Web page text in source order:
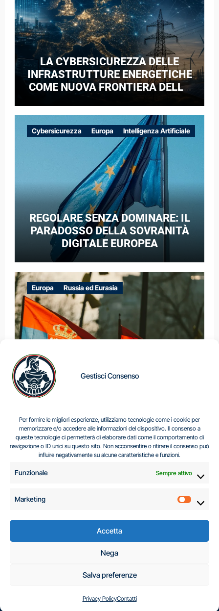
Gestisci Consenso
Per fornire le migliori esperienze, utilizziamo tecnologie come i cookie per
memorizzare e/o accedere alle informazioni del dispositivo. Il consenso a
queste tecnologie ci permetterà di elaborare dati come il comportamento di
navigazione o ID unici su questo sito. Non acconsentire o ritirare il consenso può
influire negativamente su alcune caratteristiche e funzioni.
Funzionale Sempre attivo
Marketing
Accetta
Nega
Salva preferenze
Privacy PolicyContatti
LA CYBERSICUREZZA DELLE
INFRASTRUTTURE ENERGETICHE
COME NUOVA FRONTIERA DELLA
CASO DELLE RETI ELETTRICHE
EUROPEE NEL CONTESTO DELLA
GUERRA IBRIDA
Cybersicurezza Europa Intelligenza Artificiale
REGOLARE SENZA DOMINARE: IL
PARADOSSO DELLA SOVRANITÀ
DIGITALE EUROPEA
Europa Russia ed Eurasia
Centro Analisi e Studi Italus © Tutti i diritti riservati
C.A.S.I. – Centro
Analisi e Studi Italus